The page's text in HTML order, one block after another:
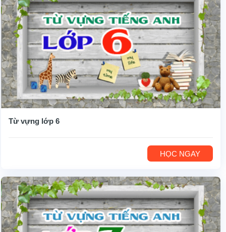
Từ vựng lớp 6
HỌC NGAY